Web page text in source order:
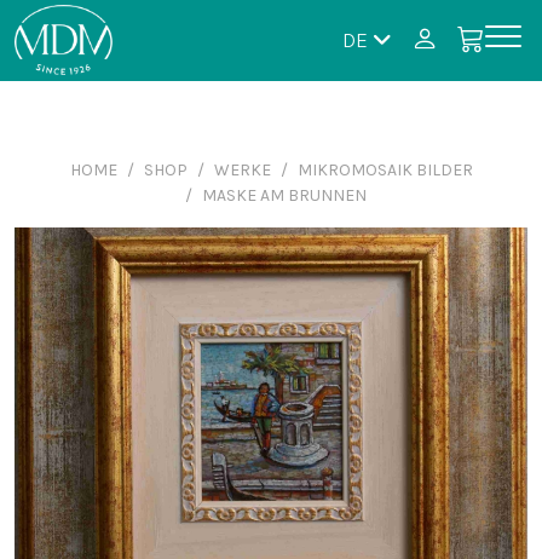
DE
HOME SHOP WERKE
MIKROMOSAIK BILDER
MASKE AM BRUNNEN